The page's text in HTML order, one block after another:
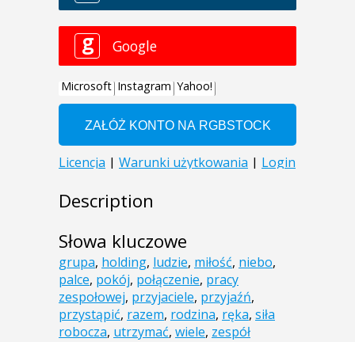
Description
Słowa kluczowe
grupa, holding, ludzie, miłość, niebo,
palce, pokój, połączenie, pracy
zespołowej, przyjaciele, przyjaźń,
przystąpić, razem, rodzina, ręka, siła
robocza, utrzymać, wiele, zespół